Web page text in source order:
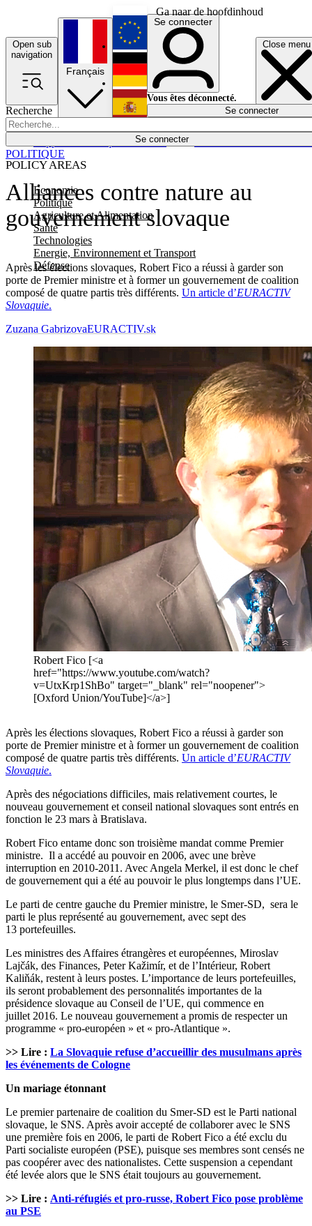
Ga naar de hoofdinhoud
Open sub
navigation
Close menu
Recherche
Se connecter
POLICY AREAS
Economie
Politique
Agriculture et Alimentation
Santé
Technologies
Energie, Environnement et Transport
Défense
Économie
Français
English
Deutsch
Español
Se connecter
Vous êtes déconnecté.
Se connecter
Alliances contre nature au
gouvernement slovaque
Après les élections slovaques, Robert Fico a réussi à garder son
porte de Premier ministre et à former un gouvernement de coalition
composé de quatre partis très différents. Un article d’EURACTIV
Slovaquie.
POLITIQUE
Zuzana GabrizovaEURACTIV.sk
Robert Fico [<a
href="https://www.youtube.com/watch?
v=UtxKrp1ShBo" target="_blank" rel="noopener">
[Oxford Union/YouTube]</a>]
Après les élections slovaques, Robert Fico a réussi à garder son
porte de Premier ministre et à former un gouvernement de coalition
composé de quatre partis très différents. Un article d’EURACTIV
Slovaquie.
Après des négociations difficiles, mais relativement courtes, le
nouveau gouvernement et conseil national slovaques sont entrés en
fonction le 23 mars à Bratislava.
Robert Fico entame donc son troisième mandat comme Premier
ministre. Il a accédé au pouvoir en 2006, avec une brève
interruption en 2010-2011. Avec Angela Merkel, il est donc le chef
de gouvernement qui a été au pouvoir le plus longtemps dans l’UE.
Le parti de centre gauche du Premier ministre, le Smer-SD, sera le
parti le plus représenté au gouvernement, avec sept des
13 portefeuilles.
Les ministres des Affaires étrangères et européennes, Miroslav
Lajčák, des Finances, Peter Kažimír, et de l’Intérieur, Robert
Kaliňák, restent à leurs postes. L’importance de leurs portefeuilles,
ils seront probablement des personnalités importantes de la
présidence slovaque au Conseil de l’UE, qui commence en
juillet 2016. Le nouveau gouvernement a promis de respecter un
programme « pro-européen » et « pro-Atlantique ».
>> Lire : La Slovaquie refuse d’accueillir des musulmans après
les événements de Cologne
Un mariage étonnant
Le premier partenaire de coalition du Smer-SD est le Parti national
slovaque, le SNS. Après avoir accepté de collaborer avec le SNS
une première fois en 2006, le parti de Robert Fico a été exclu du
Parti socialiste européen (PSE), puisque ses membres sont censés ne
pas coopérer avec des nationalistes. Cette suspension a cependant
été levée alors que le SNS était toujours au gouvernement.
>> Lire : Anti-réfugiés et pro-russe, Robert Fico pose problème
au PSE